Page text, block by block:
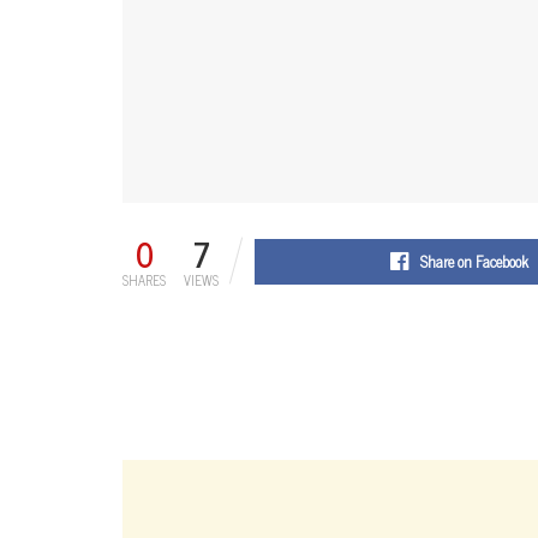
0
SHARES 7
VIEWS
Share on Facebook